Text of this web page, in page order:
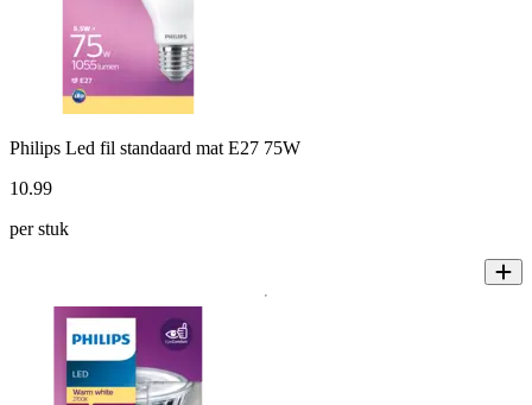
Philips Led fil standaard mat E27 75W
10.99
per stuk